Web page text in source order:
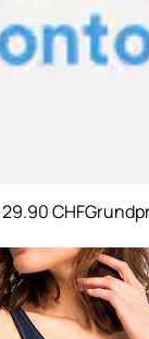
29.90 CHF